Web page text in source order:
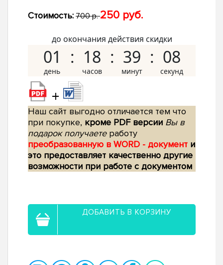
Стоимость: 700 р.250 руб.
до окончания действия скидки
01 18 39 07
+
Наш сайт выгодно отличается тем что
при покупке, кроме PDF версии Вы в
подарок получаетеработу
преобразованную в WORD - документ и
это предоставляет качественно другие
возможности при работе с документом
ДОБАВИТЬ В КОРЗИНУ